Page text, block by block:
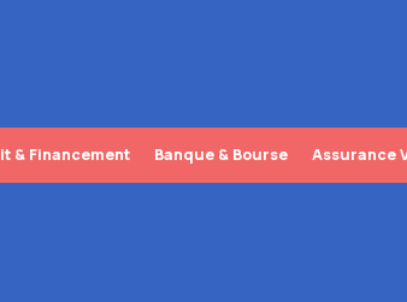
& Financement Banque & Bourse Assurance